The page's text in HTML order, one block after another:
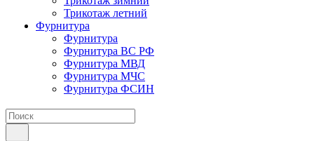
Трикотаж летний
Фурнитура
Фурнитура
Фурнитура ВС РФ
Фурнитура МВД
Фурнитура МЧС
Фурнитура ФСИН